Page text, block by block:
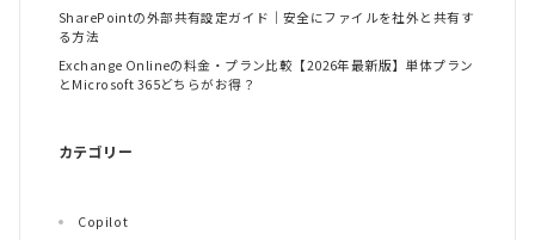
SharePointの外部共有設定ガイド｜安全にファイルを社外と共有す
る方法
Exchange Onlineの料金・プラン比較【2026年最新版】単体プラン
とMicrosoft 365どちらがお得？
カテゴリー
Copilot